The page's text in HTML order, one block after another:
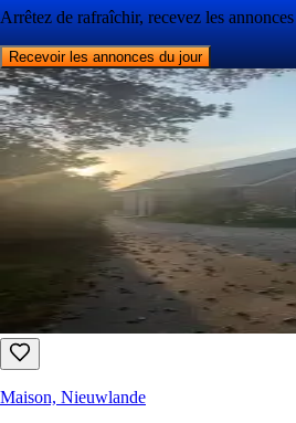
Arrêtez de rafraîchir, recevez les
Recevoir les annonces du jour
Maison, Nieuwlande